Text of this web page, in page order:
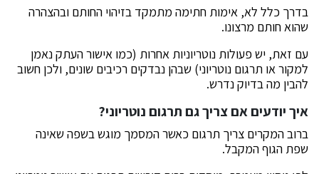
בדרך כלל לא, אימות חתימה מתמקד בזיהוי החותם ובהצהרה
שהוא חותם מרצונו.
עם זאת, יש פעולות נוטריוניות אחרות (כמו אישור העתק נאמן
למקור או תרגום נוטריוני) שבהן נבדקים רכיבים שונים, ולכן חשוב
להבין מה בדיוק נדרש.
איך יודעים אם צריך גם תרגום נוטריוני?
ברוב המקרים צריך תרגום כאשר המסמך מוגש בשפה שאינה
שפת הגוף המקבל.